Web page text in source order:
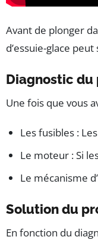
Avant de plonger
d’essuie-glace
Diagnostic du
Une fois que vous
Les fusibles :
Le moteur : Si
Le mécanisme
Solution du
En fonction du